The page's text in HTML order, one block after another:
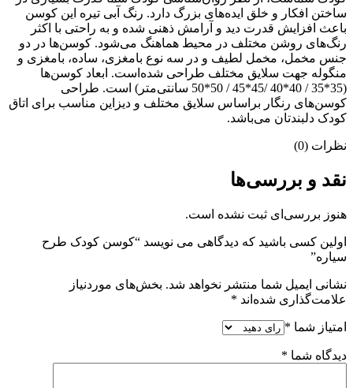
ساختن افکار و خلق ایده‌های بزرگ دارد. رنگ آبی تیره این کوسن
باعث افزایش قدرت دید و آرامش ذهنی شده و به راحتی با اکثر
رنگ‌های روشن مختلف در محیط هماهنگ می‌شود. کوسن‌ها در دو
جنس مخمل، مخمل لطیف و در سه نوع بامغزی، ساده، بامغزی و
منگوله جهت سلایق مختلف طراحی شده‌است. ابعاد کوسن‌ها
(35*35 / 40*40 /45*45 / 50*50 سانتی‌متر) است. طراحی
کوسن‌های رنگار براساس سلایق مختلف و دیزاین مناسب برای اتاق
کودک دلبندتان می‌باشد.
نظرات (0)
نقد و بررسی‌ها
هنوز بررسی‌ای ثبت نشده است.
اولین کسی باشید که دیدگاهی می نویسد “کوسن کودک طرح
سیاره”
نشانی ایمیل شما منتشر نخواهد شد. بخش‌های موردنیاز
علامت‌گذاری شده‌اند *
امتیاز شما *
دیدگاه شما *